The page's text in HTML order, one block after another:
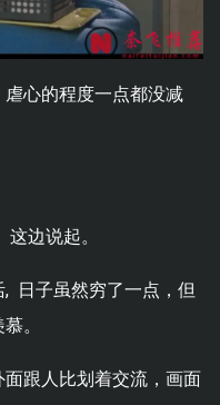
心的程度一点都没减
边说起。
日子虽然穷了一点，但
。
跟人比划着交流，画面